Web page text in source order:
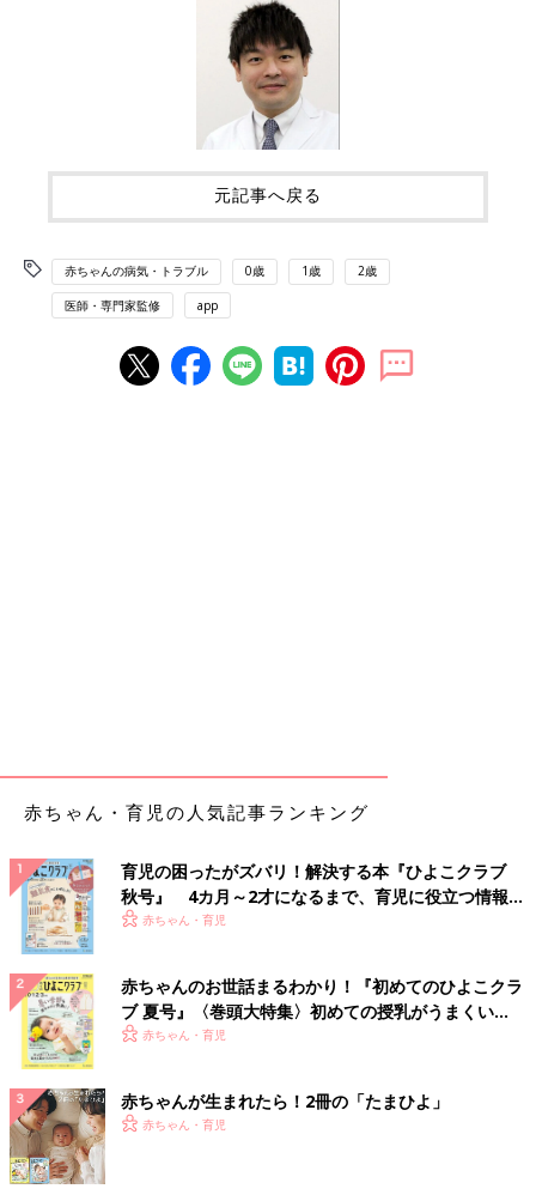
元記事へ戻る
赤ちゃんの病気・トラブル 0歳 1歳 2歳
医師・専門家監修 app
赤ちゃん・育児の人気記事ランキング
育児の困ったがズバリ！解決する本『ひよこクラブ
秋号』 4カ月～2才になるまで、育児に役立つ情報が
いっぱい！
赤ちゃん・育児
赤ちゃんのお世話まるわかり！『初めてのひよこクラ
ブ 夏号』〈巻頭大特集〉初めての授乳がうまくい
く！ おっぱい・ミルクの基本と夏のトラブル 解決テ
赤ちゃん・育児
赤ちゃんが生まれたら！2冊の「たまひよ」
赤ちゃん・育児